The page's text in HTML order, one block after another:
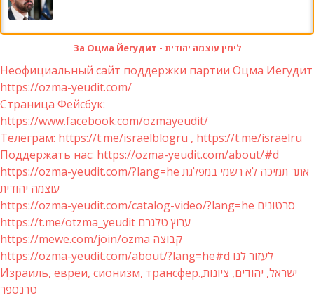
За Оцма Йегудит - לימין עוצמה יהודית
Неофициальный сайт поддержки партии Оцма Иегудит
https://ozma-yeudit.com/
Страница Фейсбук:
https://www.facebook.com/ozmayeudit/
Телеграм: https://t.me/israelblogru , https://t.me/israelru
Поддержать нас: https://ozma-yeudit.com/about/#d
https://ozma-yeudit.com/?lang=he אתר תמיכה לא רשמי במפלגת
עוצמה יהודית
https://ozma-yeudit.com/catalog-video/?lang=he סרטונים
https://t.me/otzma_yeudit ערוץ טלגרם
https://mewe.com/join/ozma קבוצה
https://ozma-yeudit.com/about/?lang=he#d לעזור לנו
Израиль, евреи, сионизм, трансфер.ישראל, יהודים, ציונות,
טרנספר